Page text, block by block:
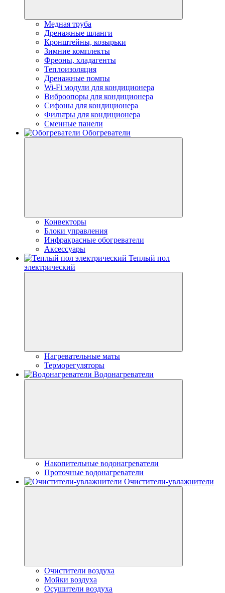
Медная труба
Дренажные шланги
Кронштейны, козырьки
Зимние комплекты
Фреоны, хладагенты
Теплоизоляция
Дренажные помпы
Wi-Fi модули для кондиционера
Виброопоры для кондиционера
Сифоны для кондиционера
Фильтры для кондиционера
Сменные панели
Обогреватели
Конвекторы
Блоки управления
Инфракрасные обогреватели
Аксессуары
Теплый пол
электрический
Нагревательные маты
Терморегуляторы
Водонагреватели
Накопительные водонагреватели
Проточные водонагреватели
Очистители-увлажнители
Очистители воздуха
Мойки воздуха
Осушители воздуха